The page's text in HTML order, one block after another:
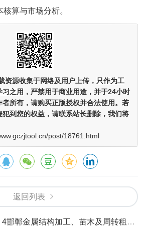
算与市场分析。
资源收集于网络及用户上传， 只作为工
习之用 ，严禁用于商业用途，并于24小时
者所有，请购买正版授权并合法使用。若
到您的权益，请联系站长删除，我们将
post/18761.html
返回列表
金属结构加工、苗木及周转租赁市场价格.pdf